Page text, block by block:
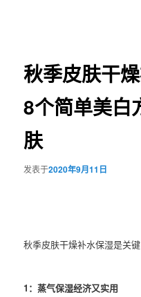
秋季皮肤干
8个简单美白
肤
发表于2020年9月11日
秋季皮肤干燥补水保湿是关
1：蒸气保湿经济又实用